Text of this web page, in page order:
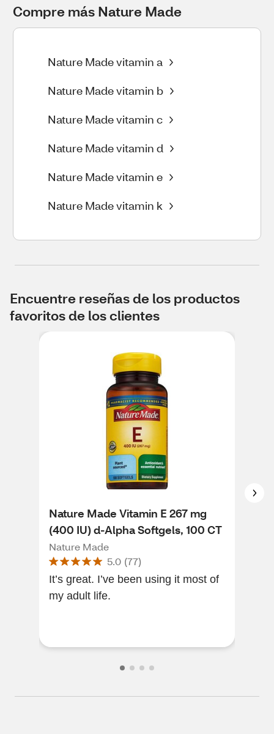
Compre más Nature Made
Nature Made vitamin a
Nature Made vitamin b
Nature Made vitamin c
Nature Made vitamin d
Nature Made vitamin e
Nature Made vitamin k
Encuentre reseñas de los productos
favoritos de los clientes
Nature Made Vitamin E 267 mg
(400 IU) d-Alpha Softgels, 100 CT
Nature Made
5.0 (77)
It’s great. I’ve been using it most of
my adult life.